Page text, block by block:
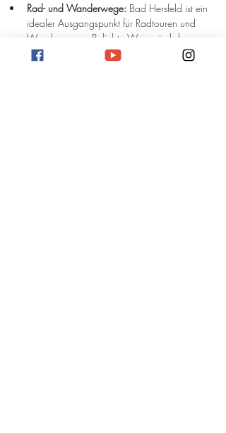
Rad- und Wanderwege: Bad Hersfeld ist ein
idealer Ausgangspunkt für Radtouren und
Wanderungen. Beliebte Wege sind der
Fuldaradweg (R1)
, der